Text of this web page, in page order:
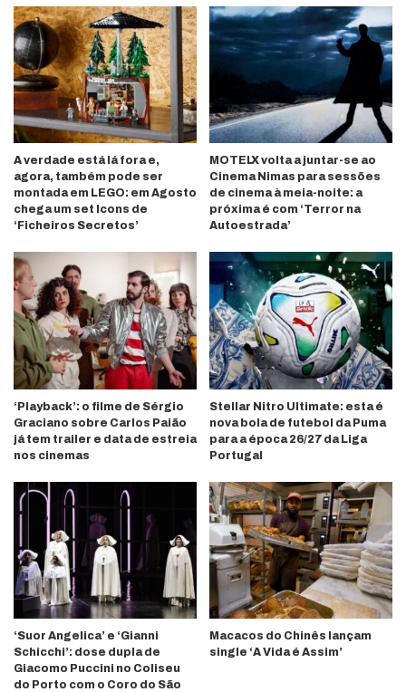
A verdade está lá fora e,
agora, também pode ser
montada em LEGO: em Agosto
chega um set Icons de
‘Ficheiros Secretos’
MOTELX volta a juntar-se ao
Cinema Nimas para sessões
de cinema à meia-noite: a
próxima é com ‘Terror na
Autoestrada’
‘Playback’: o filme de Sérgio
Graciano sobre Carlos Paião
já tem trailer e data de estreia
nos cinemas
Stellar Nitro Ultimate: esta é
nova bola de futebol da Puma
para a época 26/27 da Liga
Portugal
‘Suor Angelica’ e ‘Gianni
Schicchi’: dose dupla de
Giacomo Puccini no Coliseu
do Porto com o Coro do São
Macacos do Chinês lançam
single ‘A Vida é Assim’